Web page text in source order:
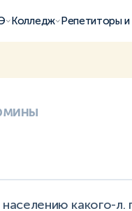
Колледж Репетиторы и
какого-л.